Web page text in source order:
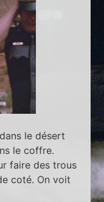
le désert
le coffre.
faire des trous
coté. On voit